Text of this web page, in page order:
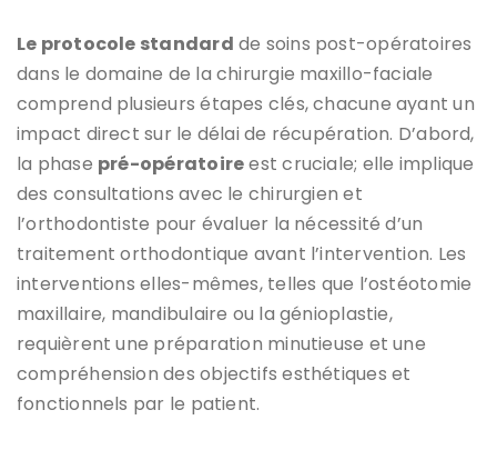
Le protocole standard de soins post-opératoires
dans le domaine de la chirurgie maxillo-faciale
comprend plusieurs étapes clés, chacune ayant un
impact direct sur le délai de récupération. D’abord,
la phase pré-opératoireest cruciale; elle implique
des consultations avec le chirurgien et
l’orthodontiste pour évaluer la nécessité d’un
traitement orthodontique avant l’intervention. Les
interventions elles-mêmes, telles que l’ostéotomie
maxillaire, mandibulaire ou la génioplastie,
requièrent une préparation minutieuse et une
compréhension des objectifs esthétiques et
fonctionnels par le patient.